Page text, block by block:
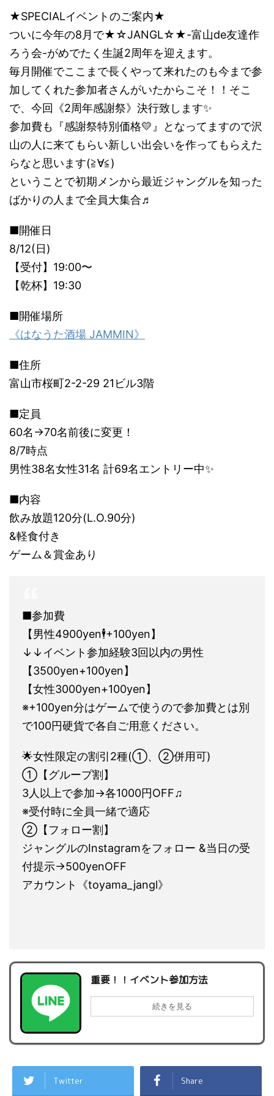
★SPECIALイベントのご案内★
ついに今年の8月で★☆JANGL☆★-富山de友達作
ろう会-がめでたく生誕2周年を迎えます。
毎月開催でここまで長くやって来れたのも今まで参
加してくれた参加者さんがいたからこそ！！そこ
で、今回《2周年感謝祭》決行致します️️✨
参加費も『感謝祭特別価格💛』となってますので沢
山の人に来てもらい新しい出会いを作ってもらえた
らなと思います(≧∀≦)
ということで初期メンから最近ジャングルを知った
ばかりの人まで全員大集合♬
■開催日
8/12(日)
【受付】19:00〜
【乾杯】19:30
■開催場所
《はなうた酒場 JAMMIN》
■住所
富山市桜町2-2-29 21ビル3階
■定員
60名→70名前後に変更！
8/7時点
男性38名女性31名 計69名エントリー中✨
■内容
飲み放題120分(L.O.90分)
&軽食付き
ゲーム＆賞金あり
■参加費
【男性4900yen🕴+100yen】
↓↓イベント参加経験3回以内の男性
【3500yen+100yen】
【女性3000yen+100yen】
※+100yen分はゲームで使うので参加費とは別
で100円硬貨で各自ご用意ください。
🌟女性限定の割引2種(①、②併用可)
①【グループ割】
3人以上で参加→各1000円OFF♫
※受付時に全員一緒で適応
②【フォロー割】
ジャングルのInstagramをフォロー &当日の受
付提示→500yenOFF
アカウント《toyama_jangl》
重要！！イベント参加方法
続きを見る
Twitter Share